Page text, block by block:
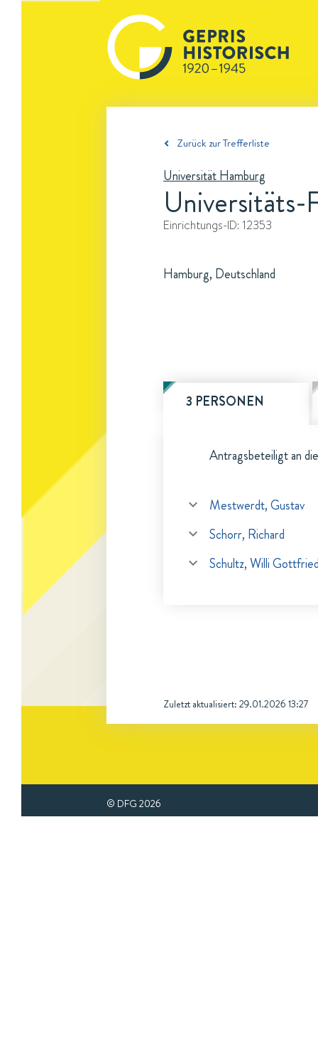
Zurück zur Trefferliste
Universität Hamburg
Universitäts-
Einrichtungs-ID: 12353
Hamburg, Deutschland
3 PERSONEN
Antragsbeteiligt an
Mestwerdt, Gustav
Schorr, Richard
Schultz, Willi
Zuletzt aktualisiert: 29.01.2026 13:27
© DFG 2026